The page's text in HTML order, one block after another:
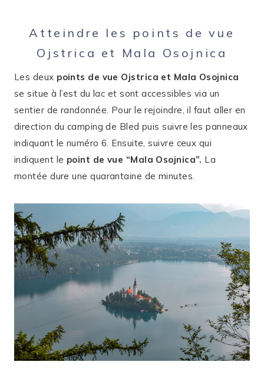
Atteindre les points de vue
Ojstrica et Mala Osojnica
Les deux points de vue Ojstrica et Mala Osojnica
se situe à l’est du lac et sont accessibles via un
sentier de randonnée. Pour le rejoindre, il faut aller en
direction du camping de Bled puis suivre les panneaux
indiquant le numéro 6. Ensuite, suivre ceux qui
indiquent le point de vue “Mala Osojnica”. La
montée dure une quarantaine de minutes.